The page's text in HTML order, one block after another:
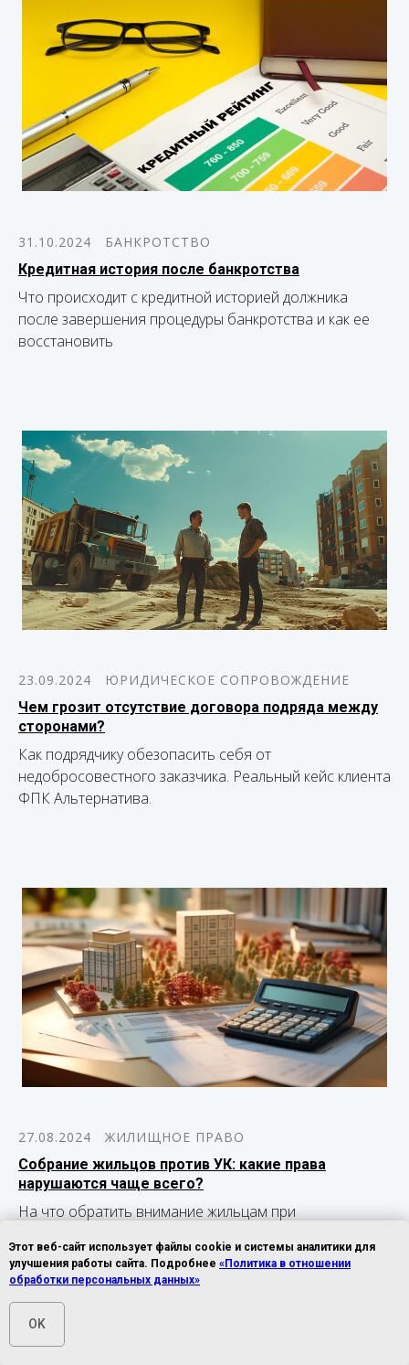
31.10.2024
БАНКРОТСТВО
Кредитная история после банкротства
Что происходит с кредитной историей должника
после завершения процедуры банкротства и как ее
восстановить
23.09.2024
ЮРИДИЧЕСКОЕ СОПРОВОЖДЕНИЕ
Чем грозит отсутствие договора подряда между
сторонами?
Как подрядчику обезопасить себя от
недобросовестного заказчика. Реальный кейс клиента
ФПК Альтернатива.
27.08.2024
ЖИЛИЩНОЕ ПРАВО
Собрание жильцов против УК: какие права
нарушаются чаще всего?
На что обратить внимание жильцам при
права чаще всего нарушаются и можно ли их
восстановить во избежание денежных потерь.
Этот веб-сайт использует файлы cookie и системы аналитики для
улучшения работы сайта. Подробнее «Политика в отношении
обработки персональных данных»
OK